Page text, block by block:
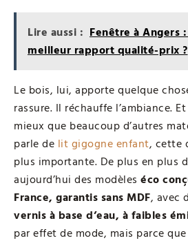
Lire aussi : Fenêtre à Angers
meilleur rapport qualité-prix ?
Le bois, lui, apporte quelque
rassure. Il réchauffe l’ambiance.
mieux que beaucoup d’autres
parle de lit gigogne enfant, cette
plus importante. De plus en plus
aujourd’hui des modèles éco
France, garantis sans MDF, avec
vernis à base d’eau, à faibles
par effet de mode, mais parce